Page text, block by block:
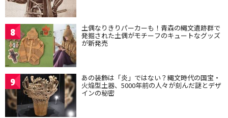
8 土偶なりきりパーカーも！青森の縄文遺跡群で
発掘された土偶がモチーフのキュートなグッズ
が新発売
9 あの装飾は「炎」ではない？縄文時代の国宝・
火焔型土器、5000年前の人々が刻んだ謎とデザ
インの秘密